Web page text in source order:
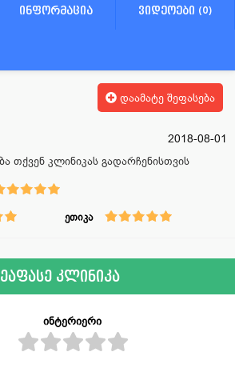
ინფორმაცია ვიდეოები (0)
დაამატე შეფასება
2018-08-01
თქვენ კლინიკას გადარჩენისთვის
ეთიკა
კლინიკა
ინტერიერი